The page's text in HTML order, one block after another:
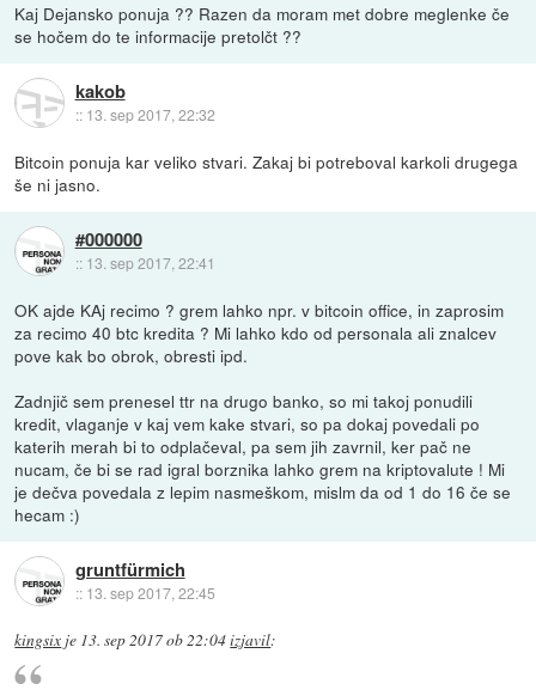
Kaj Dejansko ponuja ?? Razen da moram met dobre meglenke če
se hočem do te informacije pretolčt ??
kakob
:: 13. sep 2017, 22:32
Bitcoin ponuja kar veliko stvari. Zakaj bi potreboval karkoli drugega
še ni jasno.
#000000
:: 13. sep 2017, 22:41
OK ajde KAj recimo ? grem lahko npr. v bitcoin office, in zaprosim
za recimo 40 btc kredita ? Mi lahko kdo od personala ali znalcev
pove kak bo obrok, obresti ipd.
Zadnjič sem prenesel ttr na drugo banko, so mi takoj ponudili
kredit, vlaganje v kaj vem kake stvari, so pa dokaj povedali po
katerih merah bi to odplačeval, pa sem jih zavrnil, ker pač ne
nucam, če bi se rad igral borznika lahko grem na kriptovalute ! Mi
je dečva povedala z lepim nasmeškom, mislm da od 1 do 16 če se
hecam :)
gruntfürmich
:: 13. sep 2017, 22:45
kingsix je 13. sep 2017 ob 22:04izjavil: